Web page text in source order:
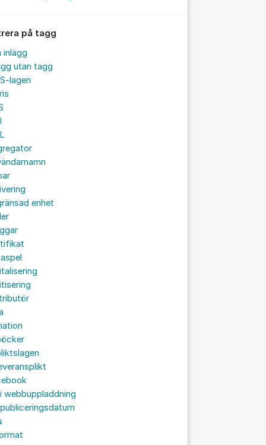
på tagg
inlägg
utan tagg
lagen
enhet
webbuppladdning